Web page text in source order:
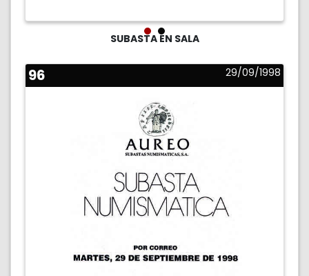
SUBASTA EN SALA
96 29/09/1998